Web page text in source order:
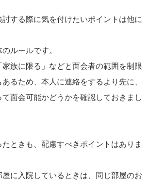
する際に気を付けたいポイントは他に
ルールです。
族に限る」などと面会者の範囲を制限
るため、本人に連絡をするより先に、
面会可能かどうかを確認しておきまし
ときも、配慮すべきポイントはありま
に入院しているときは、同じ部屋のお